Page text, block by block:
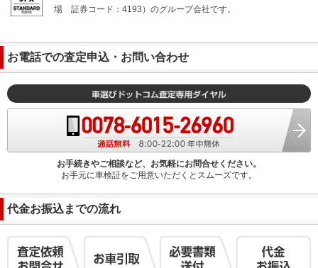
場
証券コード：4193）のグループ会社です。
お電話での査定申込・お問い合わせ
お手続きやご相談など、お気軽にお問合せください。
お手元に車検証をご用意いただくとスムーズです。
代金お振込までの流れ